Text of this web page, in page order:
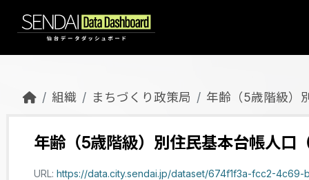
組織 まちづくり政策局 年齢（5歳階級）
年齢（5歳階級）別住民基本台帳人口
URL: https://data.city.sendai.jp/dataset/674f1f3a-fcc2-4c69-b339-3e88e611c7c9/